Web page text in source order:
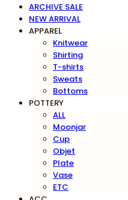
ARCHIVE SALE
NEW ARRIVAL
APPAREL
Knitwear
Shirting
T-shirts
Sweats
Bottoms
POTTERY
ALL
Moonjar
Cup
Objet
Plate
Vase
ETC